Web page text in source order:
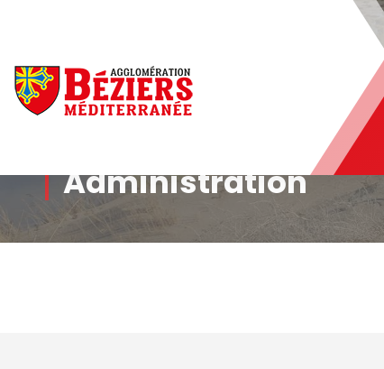
Administration